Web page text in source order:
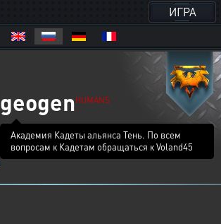
ИГРА
geogenHUMANS
Академия Кадеты альянса Тень. По всем
вопросам к Кадетам обращаться к Voland45